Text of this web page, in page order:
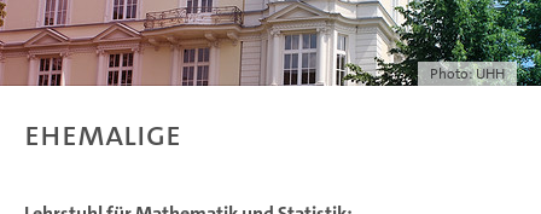
Photo: UHH
Ehemalige